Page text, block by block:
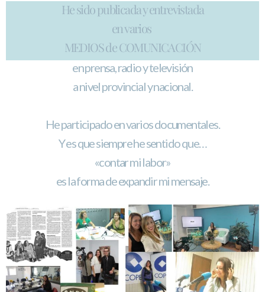
He sido publicada y entrevistada
en varios
MEDIOS de COMUNICACIÓN
en prensa, radio y televisión
a nivel provincial y nacional.
He participado en varios documentales.
Y es que siempre he sentido que…
«contar mi labor»
es la forma de expandir mi mensaje.